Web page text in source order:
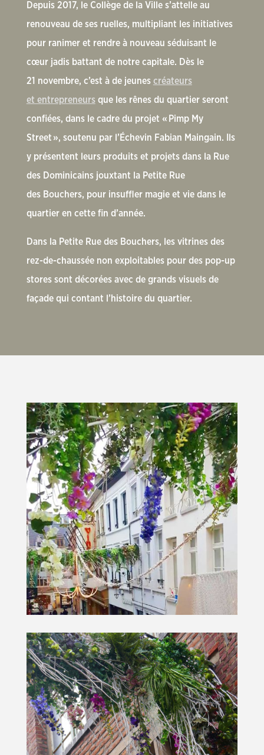
Depuis 2017, le Collège de la Ville s’attelle au
renouveau de ses ruelles, multipliant les initiatives
pour ranimer et rendre à nouveau séduisant le
cœur jadis battant de notre capitale. Dès le
21 novembre, c’est à de jeunes créateurs
et entrepreneursque les rênes du quartier seront
confiées, dans le cadre du projet « Pimp My
Street », soutenu par l’Échevin Fabian Maingain. Ils
y présentent leurs produits et projets dans la Rue
des Dominicains jouxtant la Petite Rue
des Bouchers, pour insuffler magie et vie dans le
quartier en cette fin d’année.
Dans la Petite Rue des Bouchers, les vitrines des
rez-de-chaussée non exploitables pour des pop-up
stores sont décorées avec de grands visuels de
façade qui contant l’histoire du quartier.